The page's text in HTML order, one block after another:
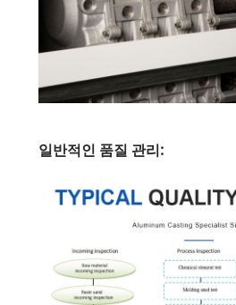
일반적인 품질 관리: